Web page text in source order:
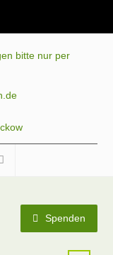
bitte nur per
Spenden